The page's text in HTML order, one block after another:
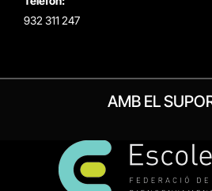
932 311 247
AMB EL